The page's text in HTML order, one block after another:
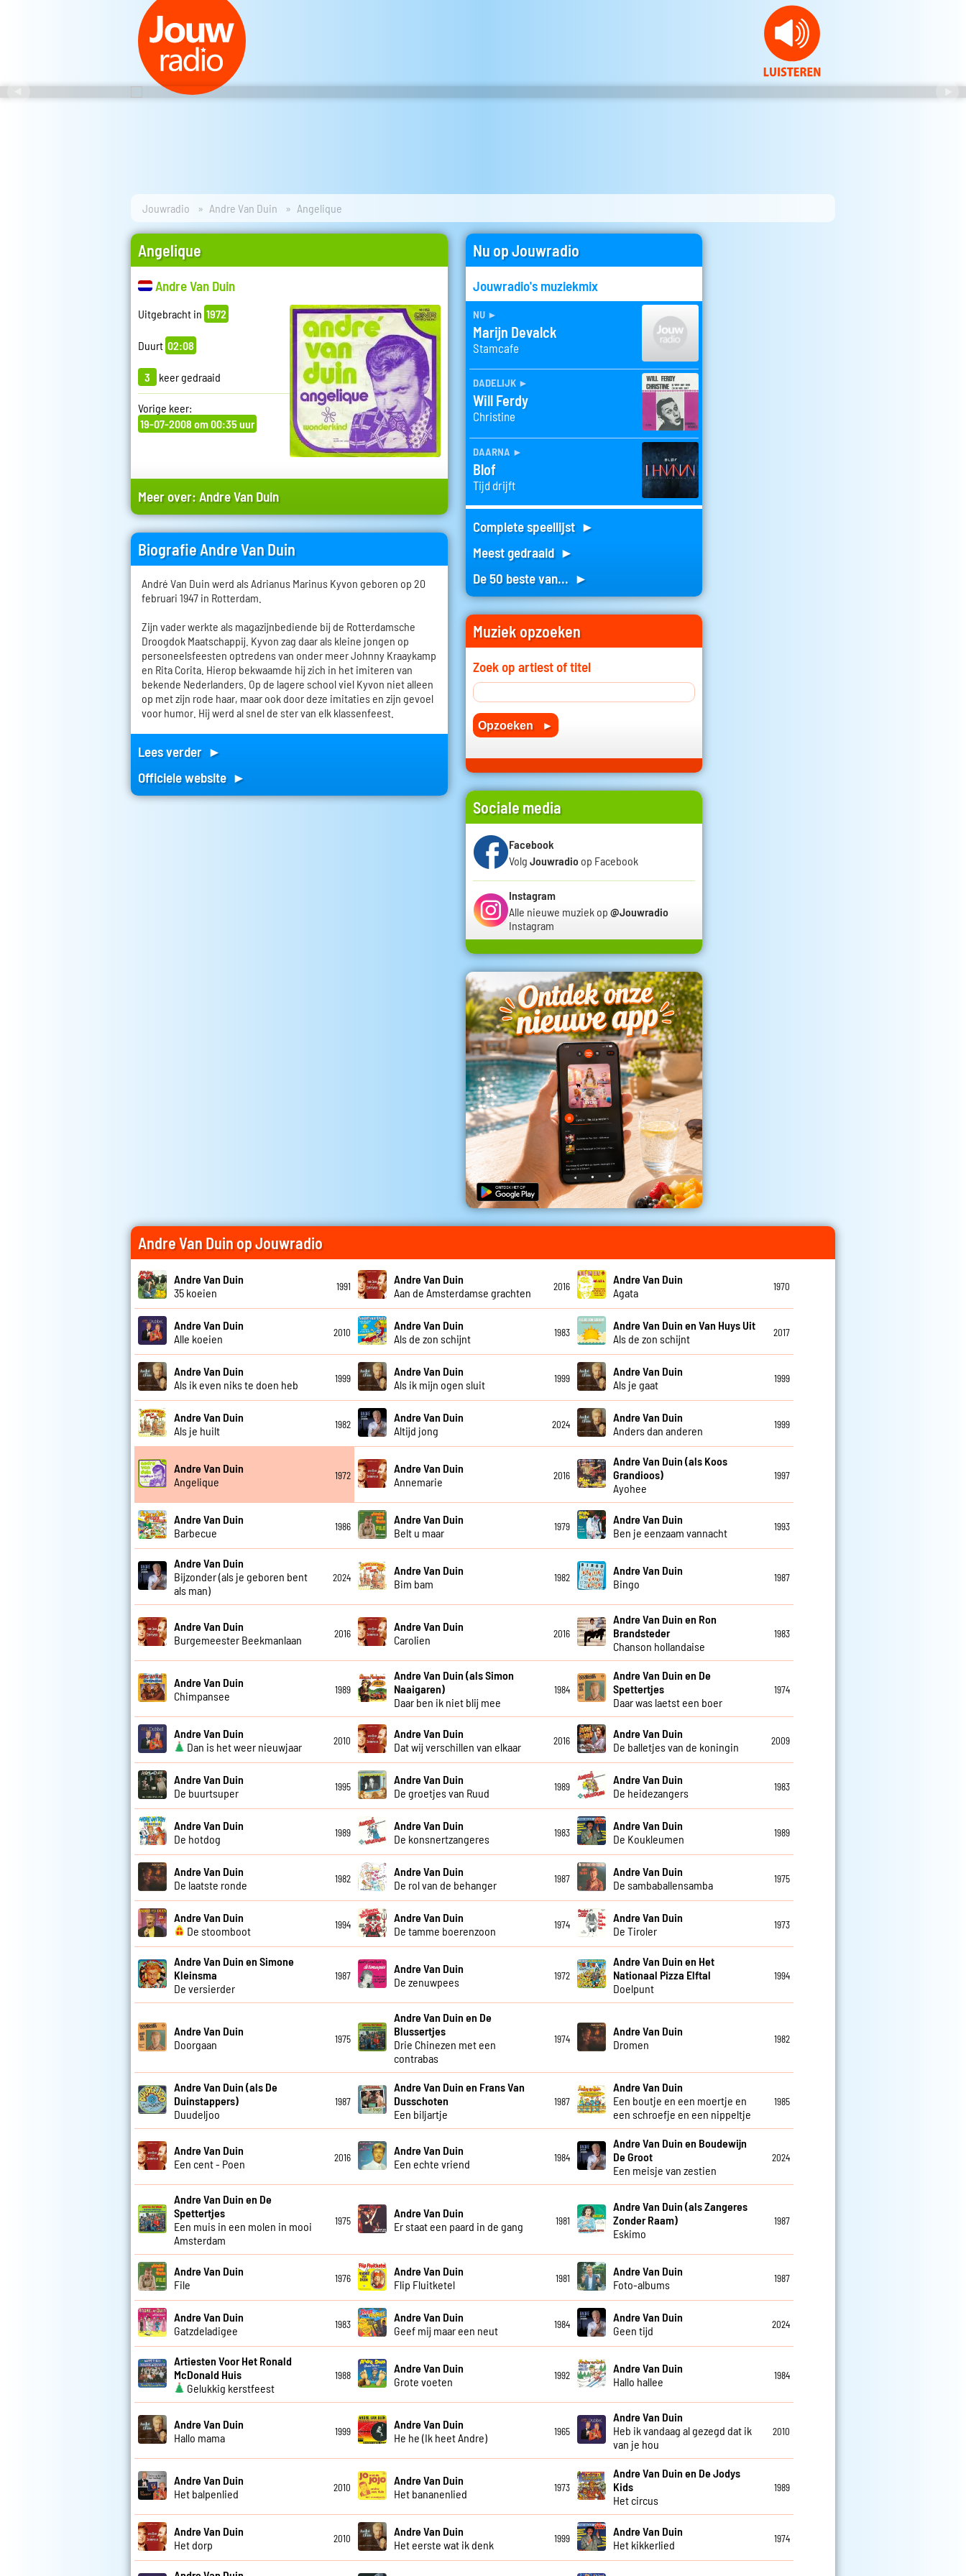
Jouwradio Andre Van Duin Angelique
Angelique
Andre Van Duin
Uitgebracht in 1972
Duurt 02:08
3 keer gedraaid
Vorige keer:
19-07-2008 om 00:35 uur
Meer over:Andre Van Duin
Biografie Andre Van Duin
André Van Duin werd als Adrianus Marinus Kyvon geboren op 20
februari 1947 in Rotterdam.
Zijn vader werkte als magazijnbediende bij de Rotterdamsche
Droogdok Maatschappij. Kyvon zag daar als kleine jongen op
personeelsfeesten optredens van onder meer Johnny Kraaykamp
en Rita Corita. Hierop bekwaamde hij zich in het imiteren van
bekende Nederlanders. Op de lagere school viel Kyvon niet alleen
op met zijn rode haar, maar ook door deze imitaties en zijn gevoel
voor humor. Hij werd al snel de ster van elk klassenfeest.
Lees verder ►
Officiele website ►
Nu op Jouwradio
Jouwradio's muziekmix
nu ►
Marijn Devalck
Stamcafe
dadelijk ►
Will Ferdy
Christine
daarna ►
Blof
Tijd drijft
Complete speellijst ►
Meest gedraaid ►
De 50 beste van... ►
Muziek opzoeken
Zoek op artiest of titel
Sociale media
Facebook
Volg Jouwradio op Facebook
Instagram
Alle nieuwe muziek op @Jouwradio
Instagram
Andre Van Duin op Jouwradio
Andre Van Duin
35 koeien
1991
Andre Van Duin
Aan de Amsterdamse grachten
2016
Andre Van Duin
Agata
1970
Andre Van Duin
Alle koeien
2010
Andre Van Duin
Als de zon schijnt
1983
Andre Van Duin en Van Huys Uit
Als de zon schijnt
2017
Andre Van Duin
Als ik even niks te doen heb
1999
Andre Van Duin
Als ik mijn ogen sluit
1999
Andre Van Duin
Als je gaat
1999
Andre Van Duin
Als je huilt
1982
Andre Van Duin
Altijd jong
2024
Andre Van Duin
Anders dan anderen
1999
Andre Van Duin
Angelique
1972
Andre Van Duin
Annemarie
2016
Andre Van Duin (als Koos
Grandioos)
Ayohee
1997
Andre Van Duin
Barbecue
1986
Andre Van Duin
Belt u maar
1979
Andre Van Duin
Ben je eenzaam vannacht
1993
Andre Van Duin
Bijzonder (als je geboren bent
als man)
2024
Andre Van Duin
Bim bam
1982
Andre Van Duin
Bingo
1987
Andre Van Duin
Burgemeester Beekmanlaan
2016
Andre Van Duin
Carolien
2016
Andre Van Duin en Ron
Brandsteder
Chanson hollandaise
1983
Andre Van Duin
Chimpansee
1989
Andre Van Duin (als Simon
Naaigaren)
Daar ben ik niet blij mee
1984
Andre Van Duin en De
Spettertjes
Daar was laetst een boer
1974
Andre Van Duin
Dan is het weer nieuwjaar
2010
Andre Van Duin
Dat wij verschillen van elkaar
2016
Andre Van Duin
De balletjes van de koningin
2009
Andre Van Duin
De buurtsuper
1995
Andre Van Duin
De groetjes van Ruud
1989
Andre Van Duin
De heidezangers
1983
Andre Van Duin
De hotdog
1989
Andre Van Duin
De konsnertzangeres
1983
Andre Van Duin
De Koukleumen
1989
Andre Van Duin
De laatste ronde
1982
Andre Van Duin
De rol van de behanger
1987
Andre Van Duin
De sambaballensamba
1975
Andre Van Duin
De stoomboot
1994
Andre Van Duin
De tamme boerenzoon
1974
Andre Van Duin
De Tiroler
1973
Andre Van Duin en Simone
Kleinsma
De versierder
1987
Andre Van Duin
De zenuwpees
1972
Andre Van Duin en Het
Nationaal Pizza Elftal
Doelpunt
1994
Andre Van Duin
Doorgaan
1975
Andre Van Duin en De
Blussertjes
Drie Chinezen met een
contrabas
1974
Andre Van Duin
Dromen
1982
Andre Van Duin (als De
Duinstappers)
Duudeljoo
1987
Andre Van Duin en Frans Van
Dusschoten
Een biljartje
1987
Andre Van Duin
Een boutje en een moertje en
een schroefje en een nippeltje
1985
Andre Van Duin
Een cent - Poen
2016
Andre Van Duin
Een echte vriend
1984
Andre Van Duin en Boudewijn
De Groot
Een meisje van zestien
2024
Andre Van Duin en De
Spettertjes
Een muis in een molen in mooi
Amsterdam
1975
Andre Van Duin
Er staat een paard in de gang
1981
Andre Van Duin (als Zangeres
Zonder Raam)
Eskimo
1987
Andre Van Duin
File
1976
Andre Van Duin
Flip Fluitketel
1981
Andre Van Duin
Foto-albums
1987
Andre Van Duin
Gatzdeladigee
1983
Andre Van Duin
Geef mij maar een neut
1984
Andre Van Duin
Geen tijd
2024
Artiesten Voor Het Ronald
McDonald Huis
Gelukkig kerstfeest
1988
Andre Van Duin
Grote voeten
1992
Andre Van Duin
Hallo hallee
1984
Andre Van Duin
Hallo mama
1999
Andre Van Duin
He he (Ik heet Andre)
1965
Andre Van Duin
Heb ik vandaag al gezegd dat ik
van je hou
2010
Andre Van Duin
Het balpenlied
2010
Andre Van Duin
Het bananenlied
1973
Andre Van Duin en De Jodys
Kids
Het circus
1989
Andre Van Duin
Het dorp
2010
Andre Van Duin
Het eerste wat ik denk
1999
Andre Van Duin
Het kikkerlied
1974